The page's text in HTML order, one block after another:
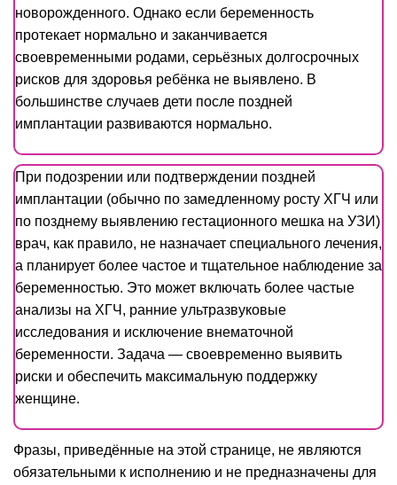
новорожденного. Однако если беременность
протекает нормально и заканчивается
своевременными родами, серьёзных долгосрочных
рисков для здоровья ребёнка не выявлено. В
большинстве случаев дети после поздней
имплантации развиваются нормально.
При подозрении или подтверждении поздней
имплантации (обычно по замедленному росту ХГЧ или
по позднему выявлению гестационного мешка на УЗИ)
врач, как правило, не назначает специального лечения,
а планирует более частое и тщательное наблюдение за
беременностью. Это может включать более частые
анализы на ХГЧ, ранние ультразвуковые
исследования и исключение внематочной
беременности. Задача — своевременно выявить
риски и обеспечить максимальную поддержку
женщине.
Фразы, приведённые на этой странице, не являются
обязательными к исполнению и не предназначены для